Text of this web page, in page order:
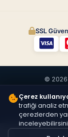
SSL
© 2026
Çerez
trafiği analiz
çerezlerden